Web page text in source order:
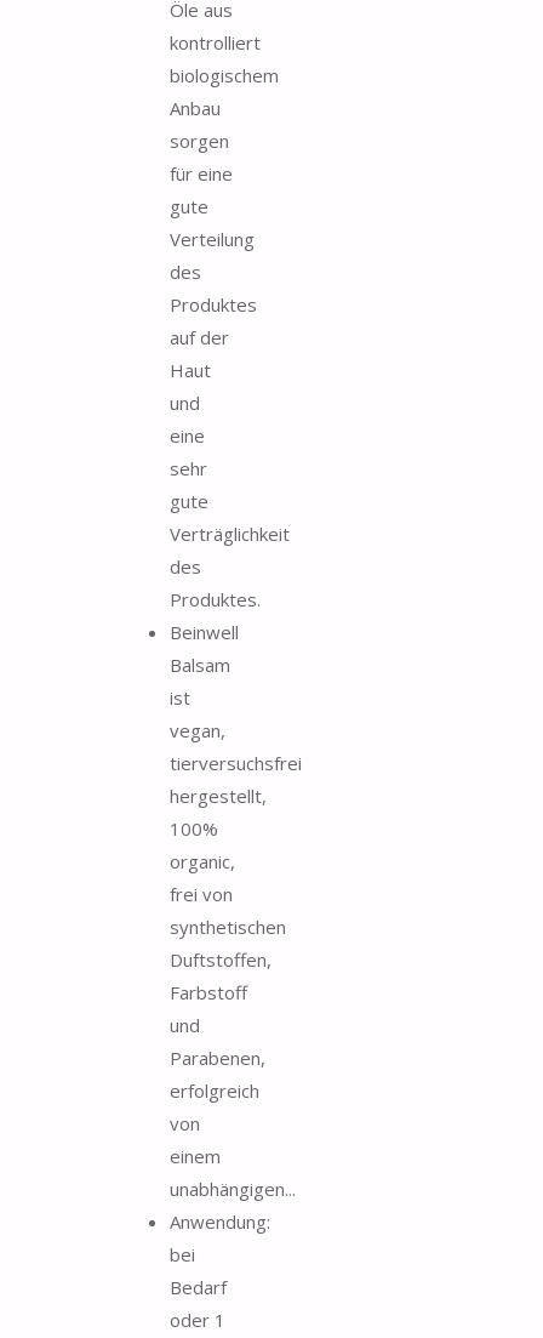
Öle aus
kontrolliert
biologischem
Anbau
sorgen
für eine
gute
Verteilung
des
Produktes
auf der
Haut
und
eine
sehr
gute
Verträglichkeit
des
Produktes.
Beinwell
Balsam
ist
vegan,
tierversuchsfrei
hergestellt,
100%
organic,
frei von
synthetischen
Duftstoffen,
Farbstoff
und
Parabenen,
erfolgreich
von
einem
unabhängigen...
Anwendung:
bei
Bedarf
oder 1